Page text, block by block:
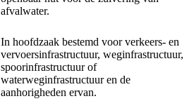
afvalwater.
In hoofdzaak bestemd voor verkeers- en
vervoersinfrastructuur, weginfrastructuur,
spoorinfrastructuur of
waterweginfrastructuur en de
aanhorigheden ervan.